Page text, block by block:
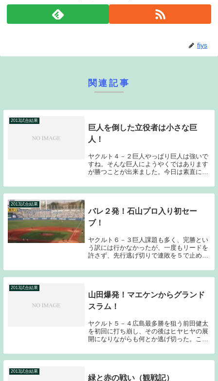
fiys
関連記事
2013試合結果
巨人を倒した立役者は小さな巨
人！
ヤクルト４－２巨人やっぱり巨人は強いで
すね。そんな巨人にようやくではあります
が勝つことが出来ました。今日は素直に喜
ホールトンということで、おそらく今回の
３連戦の中で最も勝てる可能性が高いのが
2013試合結果
バレ２発！石山プロ入り初セー
ブ！
ヤクルト６－３巨人課題も多く、完勝とい
う訳には行かなかったが、一度もリードを
許さず、先行逃げ切りで連敗を５で止め
い所が厳しいチーム事情を表しているよう
ですが…先発の八木は、前回の中日戦同様
2013試合結果
山田爆発！マエケンからグランド
スラム！
ヤクルト５－４広島最多勝を狙う前田健太
を初回に打ち崩し、その後はヒヤヒヤの展
開になりながらも何とか逃げ切った。これ
今日はとにかく山田である。７番セカンド
で起用されたのだが、初回から見せ場がや
2013試合結果
緑と赤の戦い（観戦記）